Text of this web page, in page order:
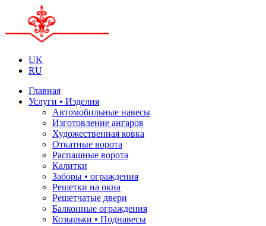
UK
RU
Главная
Услуги • Изделия
Автомобильные навесы
Изготовление ангаров
Художественная ковка
Откатные ворота
Распашные ворота
Калитки
Заборы • ограждения
Решетки на окна
Решетчатые двери
Балконные ограждения
Козырьки • Поднавесы